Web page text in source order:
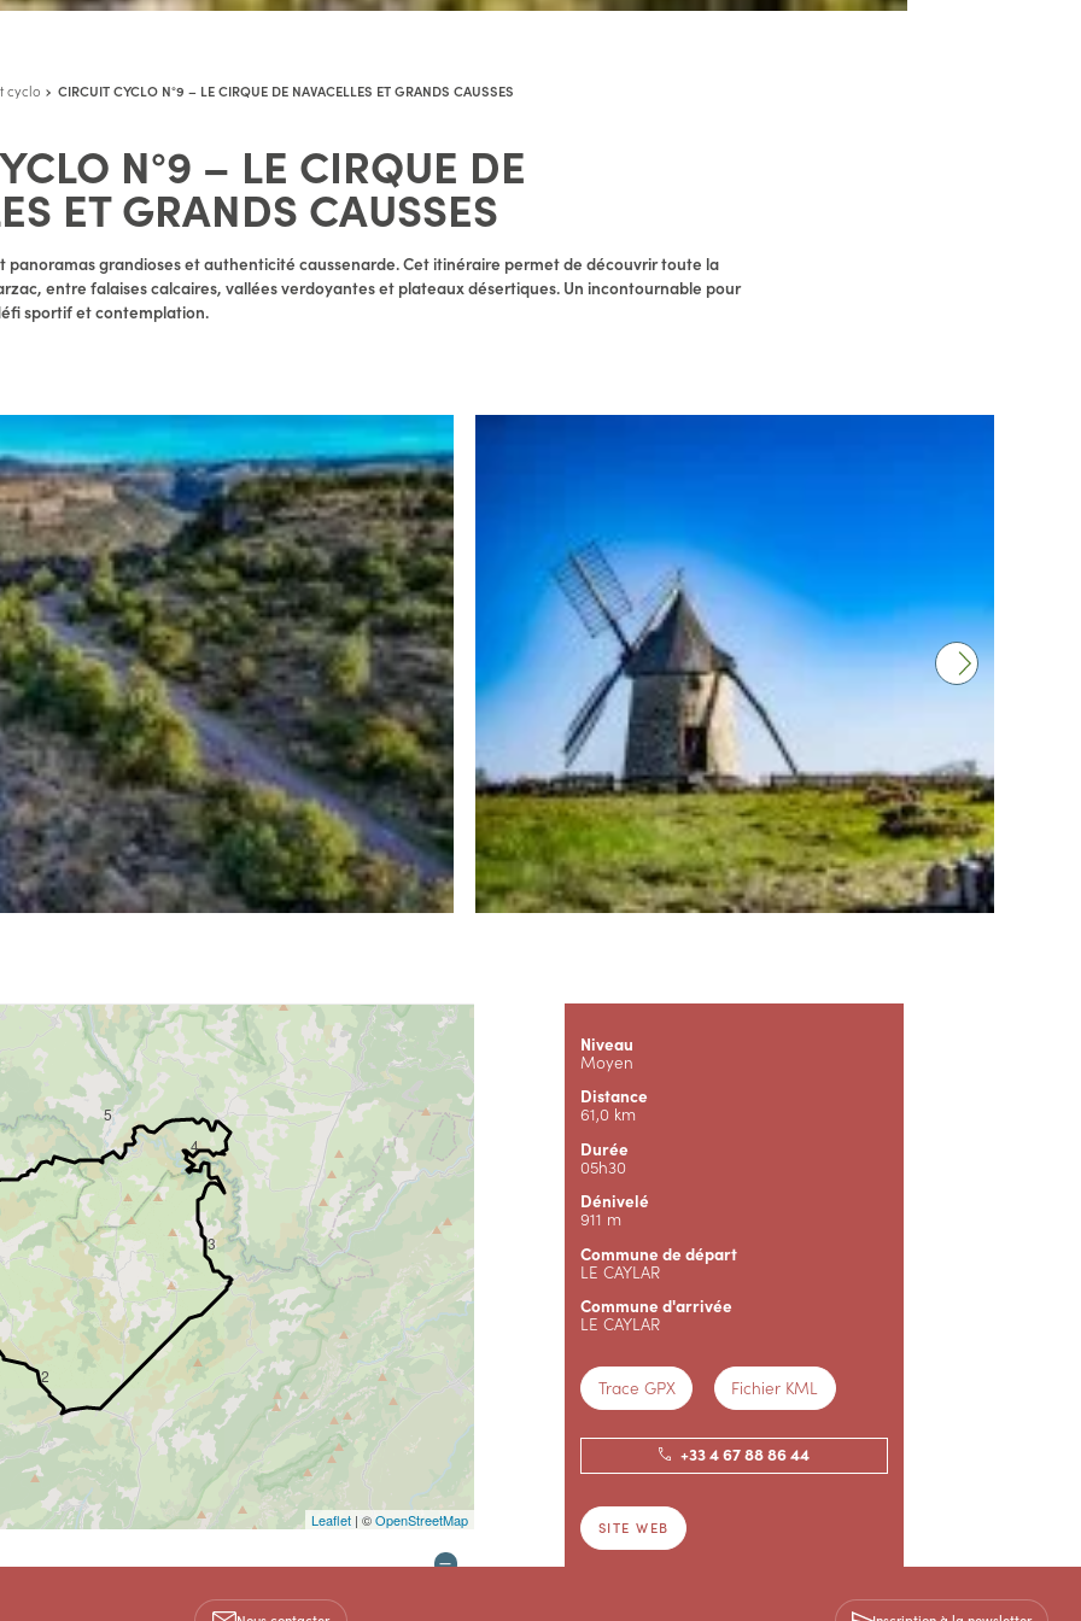
cyclo CIRCUIT CYCLO N°9 – LE CIRQUE DE NAVACELLES ET GRANDS CAUSSES
N°9 – LE CIRQUE DE
ET GRANDS CAUSSES
panoramas grandioses et authenticité caussenarde. Cet itinéraire permet de découvrir toute la
entre falaises calcaires, vallées verdoyantes et plateaux désertiques. Un incontournable pour
sportif et contemplation.
2
3
4
5
Leaflet| ©OpenStreetMap
d'un territoire classé Grand Site de France : le Cirque de
Niveau
Moyen
Distance
61,0 km
Durée
05h30
Dénivelé
911 m
Commune de départ
LE CAYLAR
Commune d'arrivée
LE CAYLAR
Trace GPX Fichier KML
+33 4 67 88 86 44
SITE WEB